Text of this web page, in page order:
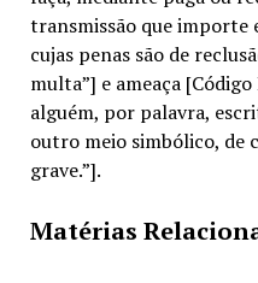
transmissão que importe
cujas penas são de
multa”] e ameaça
alguém, por palavra,
outro meio simbólico, de
grave.”].
Matérias